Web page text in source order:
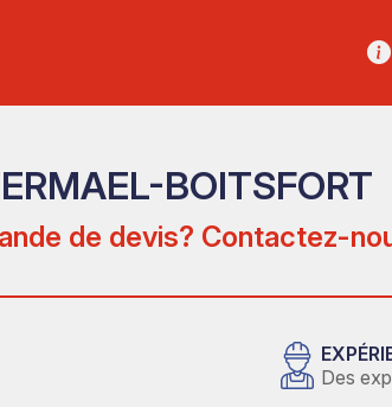
BOITSFORT
de devis? Contactez-
Des